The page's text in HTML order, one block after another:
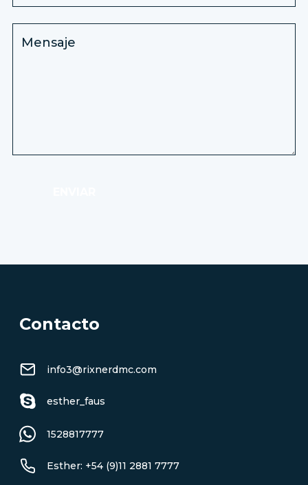
Contacto
info3@rixnerdmc.com
esther_faus
1528817777
Esther: +54 (9)11 2881 7777